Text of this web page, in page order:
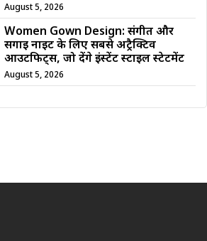
August 5, 2026
Women Gown Design: संगीत और
सगाई नाइट के लिए सबसे अट्रैक्टिव
आउटफिट्स, जो देंगे इंस्टेंट स्टाइल स्टेटमेंट
August 5, 2026